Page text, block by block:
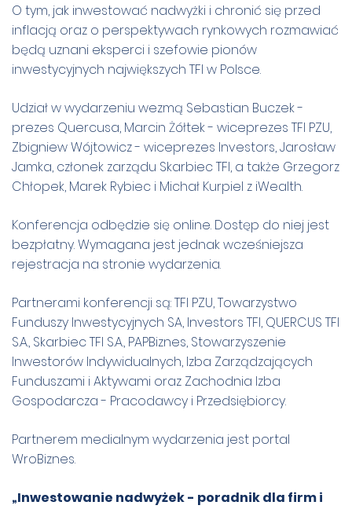
O tym, jak inwestować nadwyżki i chronić się przed
inflacją oraz o perspektywach rynkowych rozmawiać
będą uznani eksperci i szefowie pionów
inwestycyjnych największych TFI w Polsce.
Udział w wydarzeniu wezmą Sebastian Buczek -
prezes Quercusa, Marcin Żółtek - wiceprezes TFI PZU,
Zbigniew Wójtowicz - wiceprezes Investors, Jarosław
Jamka, członek zarządu Skarbiec TFI, a także Grzegorz
Chłopek, Marek Rybiec i Michał Kurpiel z iWealth.
Konferencja odbędzie się online. Dostęp do niej jest
bezpłatny. Wymagana jest jednak wcześniejsza
rejestracja na stronie wydarzenia.
Partnerami konferencji są: TFI PZU, Towarzystwo
Funduszy Inwestycyjnych SA, Investors TFI, QUERCUS TFI
S.A., Skarbiec TFI S.A., PAPBiznes, Stowarzyszenie
Inwestorów Indywidualnych, Izba Zarządzających
Funduszami i Aktywami oraz Zachodnia Izba
Gospodarcza - Pracodawcy i Przedsiębiorcy.
Partnerem medialnym wydarzenia jest portal
WroBiznes.
„Inwestowanie nadwyżek - poradnik dla firm i